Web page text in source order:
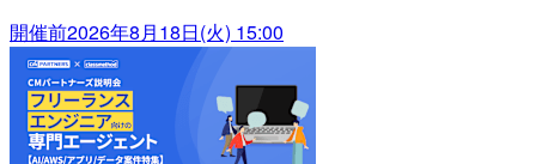
開催前2026年8月18日(火) 15:00